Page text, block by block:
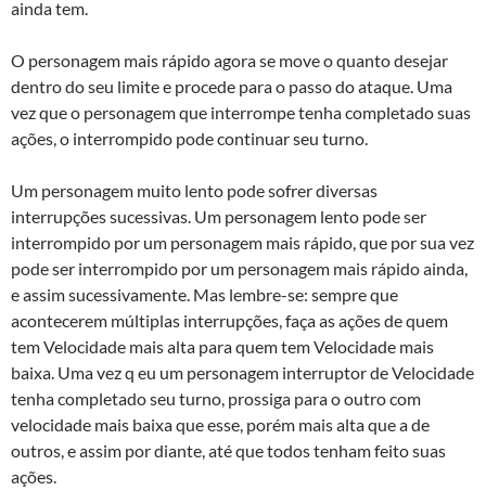
ainda tem.
O personagem mais rápido agora se move o quanto desejar
dentro do seu limite e procede para o passo do ataque. Uma
vez que o personagem que interrompe tenha completado suas
ações, o interrompido pode continuar seu turno.
Um personagem muito lento pode sofrer diversas
interrupções sucessivas. Um personagem lento pode ser
interrompido por um personagem mais rápido, que por sua vez
pode ser interrompido por um personagem mais rápido ainda,
e assim sucessivamente. Mas lembre-se: sempre que
acontecerem múltiplas interrupções, faça as ações de quem
tem Velocidade mais alta para quem tem Velocidade mais
baixa. Uma vez q eu um personagem interruptor de Velocidade
tenha completado seu turno, prossiga para o outro com
velocidade mais baixa que esse, porém mais alta que a de
outros, e assim por diante, até que todos tenham feito suas
ações.